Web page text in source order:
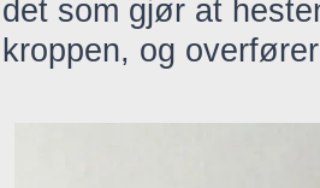
det som gjør at
kroppen, og